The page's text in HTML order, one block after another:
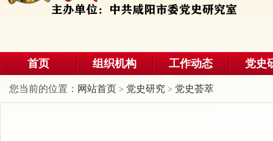
首页 组织机构 工作动态 党史
您当前的位置： 网站首页 > 党史研究 > 党史荟萃